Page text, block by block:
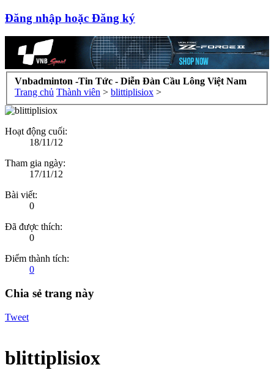
Đăng nhập hoặc Đăng ký
Vnbadminton -Tin Tức - Diễn Đàn Cầu Lông Việt Nam
Trang chủ Thành viên > blittiplisiox >
Hoạt động cuối:
18/11/12
Tham gia ngày:
17/11/12
Bài viết:
0
Đã được thích:
0
Điểm thành tích:
0
Chia sẻ trang này
Tweet
blittiplisiox